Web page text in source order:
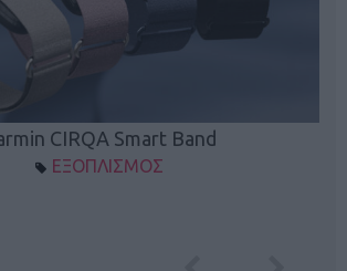
CIRQA Smart Band
ΕΞΟΠΛΙΣΜΟΣ